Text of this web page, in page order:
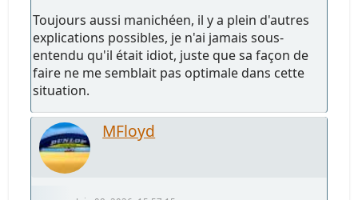
Toujours aussi manichéen, il y a plein d'autres
explications possibles, je n'ai jamais sous-
entendu qu'il était idiot, juste que sa façon de
faire ne me semblait pas optimale dans cette
situation.
MFloyd